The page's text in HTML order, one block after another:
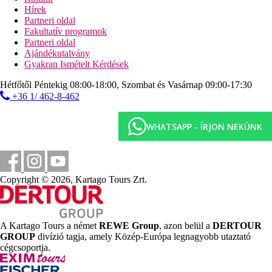
Sport- és szabadidős létesítmények: fitnesz és biliárd (esetleg
felár ellenében). A golfpálya 10 km-re található a szállodától.
Wellness szolgáltatások: wellness-részleg és masszázsok felár
ellenében. Szauna és gőzfürdő felár ellenében.
Gyermekfelügyelet: miniklub 3-12 éves gyermekek számára és
gyermekfelügyelet (felár ellenében).
Egyes létesítmények és tevékenységek felárral járhatnak. Egyes
szolgáltatások az évszaktól és a helyi időjárási viszonyoktól
függően vehetők igénybe. Nyelvek: angol és arab. Hitelkártyák:
American Express, Euro/MasterCard, JCB, Visa és Diners Club.
A kényelmes és otthonos szobák (méret: kb. 45 m²) queen-size
vagy king-size ággyal, pótággyal, babaággyal (ingyenes),
konyhasarokkal, vízforralóval (ingyenes), minibárral (felár
ellenében), internet-hozzáféréssel (felár ellenében), széffel
(ingyenes), helyi csatornákkal ellátott síkképernyős TV-vel,
valamint egyénileg szabályozható légkondicionálóval (januártól
decemberig) felszereltek. Fürdőszoba káddal és zuhanyzóval. A
törölközőket naponta cserélik.
Executive szoba:
A kényelmes és otthonos szobák (méret: kb. 35 m²) két
Hírek
Partneri oldal
Fakultatív programok
Partneri oldal
Ajándékutalvány
Gyakran Ismételt Kérdések
Hétfőtől Péntekig 08:00-18:00, Szombat és Vasárnap 09:00-17:30
+36 1/ 462-8-462
WHATSAPP - ÍRJON NEKÜNK
Copyright © 2026, Kartago Tours Zrt.
A Kartago Tours a német REWE Group, azon belül a DERTOUR
GROUP divízió tagja, amely Közép-Európa legnagyobb utaztató
cégcsoportja.